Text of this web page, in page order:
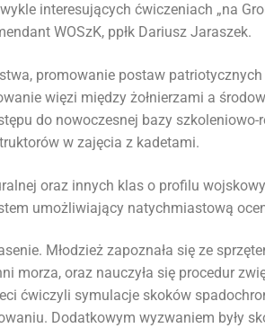
interesujących ćwiczeniach „na
WOSzK, ppłk Dariusz Jaraszek.
promowanie postaw patriotycznych
więzi między żołnierzami a
do nowoczesnej bazy szkoleniowo-
w zajęcia z kadetami.
oraz innych klas o profilu
umożliwiający natychmiastową
Młodzież zapoznała się ze
morza, oraz nauczyła się procedur
ćwiczyli symulacje skoków
Dodatkowym wyzwaniem były